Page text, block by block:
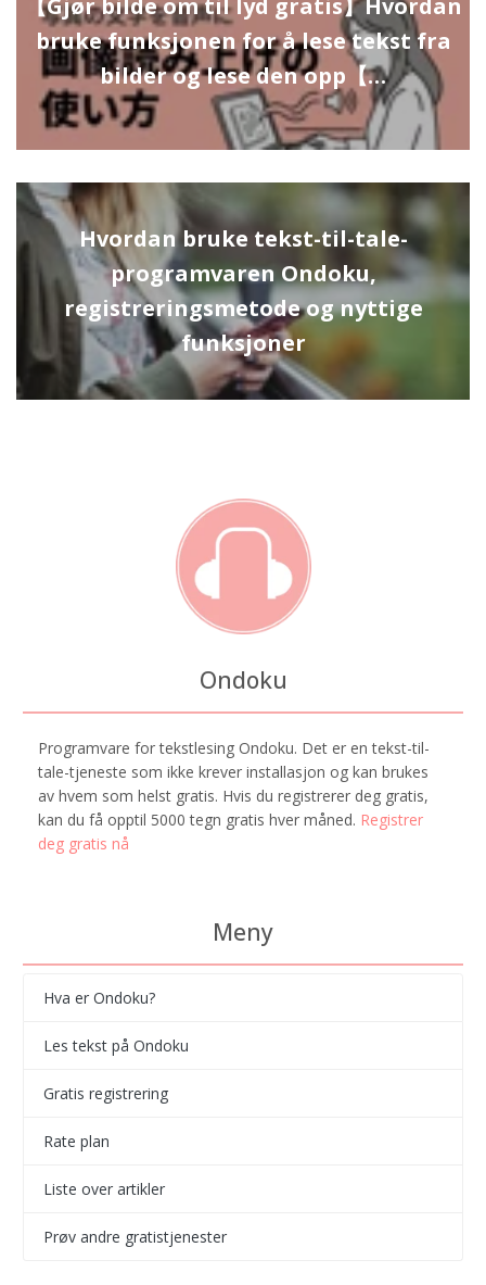
【Gjør bilde om til lyd gratis】Hvordan
bruke funksjonen for å lese tekst fra
bilder og lese den opp【…
Hvordan bruke tekst-til-tale-
programvaren Ondoku,
registreringsmetode og nyttige
funksjoner
Ondoku
Programvare for tekstlesing Ondoku. Det er en tekst-til-
tale-tjeneste som ikke krever installasjon og kan brukes
av hvem som helst gratis. Hvis du registrerer deg gratis,
kan du få opptil 5000 tegn gratis hver måned. Registrer
deg gratis nå
Meny
Hva er Ondoku?
Les tekst på Ondoku
Gratis registrering
Rate plan
Liste over artikler
Prøv andre gratistjenester